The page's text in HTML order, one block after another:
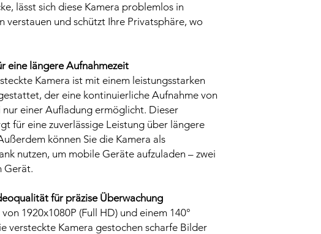
lässt sich diese Kamera problemlos in
verstauen und schützt Ihre Privatsphäre, wo
eine längere Aufnahmezeit
Kamera ist mit einem leistungsstarken
der eine kontinuierliche Aufnahme von
nur einer Aufladung ermöglicht. Dieser
für eine zuverlässige Leistung über längere
können Sie die Kamera als
nutzen, um mobile Geräte aufzuladen – zwei
Gerät.
für präzise Überwachung
1920x1080P (Full HD) und einem 140°
versteckte Kamera gestochen scharfe Bilder